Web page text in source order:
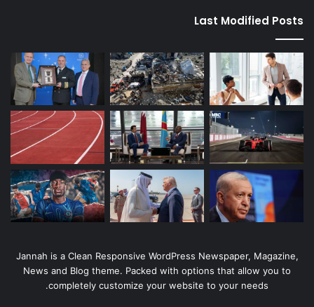
Last Modified Posts
Jannah is a Clean Responsive WordPress Newspaper, Magazine,
News and Blog theme. Packed with options that allow you to
completely customize your website to your needs.